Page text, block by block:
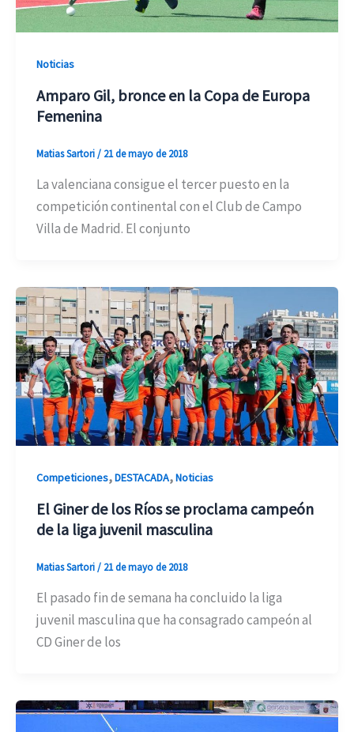
Noticias
Amparo Gil, bronce en la Copa de Europa
Femenina
Matias Sartori/ 21 de mayo de 2018
La valenciana consigue el tercer puesto en la
competición continental con el Club de Campo
Villa de Madrid. El conjunto
Competiciones,DESTACADA,Noticias
El Giner de los Ríos se proclama campeón
de la liga juvenil masculina
Matias Sartori/ 21 de mayo de 2018
El pasado fin de semana ha concluido la liga
juvenil masculina que ha consagrado campeón al
CD Giner de los